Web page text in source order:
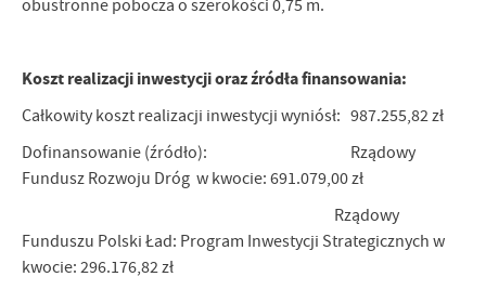
obustronne pobocza o szerokości 0,75 m.
Koszt realizacji inwestycji oraz źródła finansowania:
Całkowity koszt realizacji inwestycji wyniósł: 987.255,82 zł
Dofinansowanie (źródło):
Rządowy
Fundusz Rozwoju Dróg w kwocie: 691.079,00 zł
Rządowy
Funduszu Polski Ład: Program Inwestycji Strategicznych w
kwocie: 296.176,82 zł
Firmy te działają w charakterze pośredników prezentujących nasze